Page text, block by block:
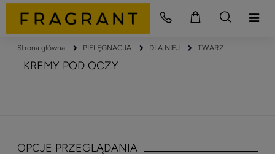
Strona główna PIELĘGNACJA DLA NIEJ TWARZ
KREMY POD OCZY
OPCJE PRZEGLĄDANIA